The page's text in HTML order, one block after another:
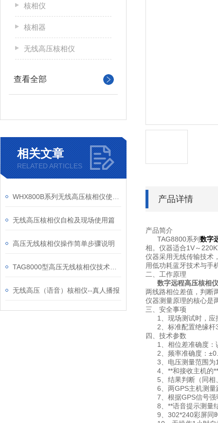
核相仪
核相器
无线高压核相仪
查看全部
相关文章
RELATED ARTICLES
无线高压核相仪自检及现场使用篇
高压无线核相仪操作简单步骤说明
无线高压（语音）核相仪--真人播报
产品详情
产品简介
TAG8800系列数字
相。仪器适合1V～
仪器采用无线传输技术
用低功耗蓝牙技术与手
二、工作原理
数字远程高压核相
两线路相位差值，判断
仪器测量原理的核心是
三、安全事项
1、现场测试时，应
2、标准配置绝缘杆3
四、技术参数
1、相位差准确度：
2、频率准确度：
3、电压测量范围为
4、**和接收主机的**
5、结果判断（同相
6、两GPS主机测量
7、根据GPS信号强
8、**语音提示测量
9、302*240彩屏同时